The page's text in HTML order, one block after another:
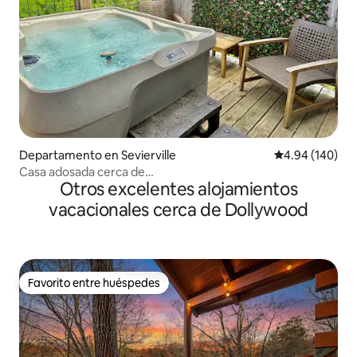
Departamento en Sevierville Calificación
4.94 (140)
Casa adosada cerca de
Dollywood/jacuzzi/arcada/amigable con mascotas
Otros excelentes alojamientos
vacacionales cerca de Dollywood
Favorito entre huéspedes
Favorito entre huéspedes